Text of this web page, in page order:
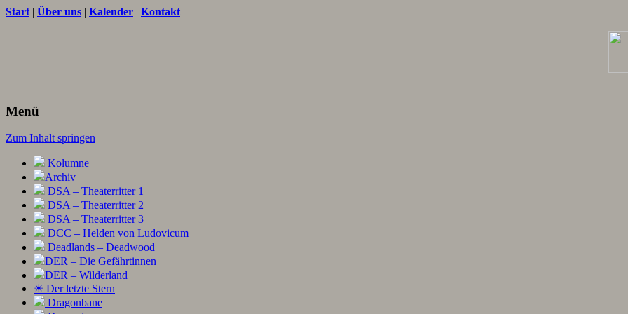
Start | Über uns | Kalender | Kontakt
Menü
Zum Inhalt springen
Kolumne
Archiv
DSA – Theaterritter 1
DSA – Theaterritter 2
DSA – Theaterritter 3
DCC – Helden von Ludovicum
Deadlands – Deadwood
DER – Die Gefährtinnen
DER – Wilderland
☀ Der letzte Stern
Dragonbane